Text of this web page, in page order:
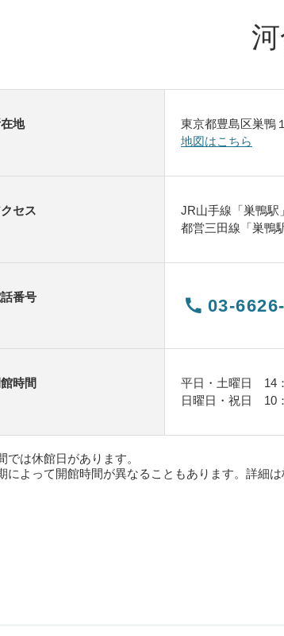
地
東京都豊島区巣鴨
地図はこちら
セス
JR山手線「巣鴨駅
都営三田線「巣鴨
番号 03-
時間
平日・土曜日 14
日曜日・祝日 10
では休館日があります。
によって開館時間が異なることもあります。詳細は